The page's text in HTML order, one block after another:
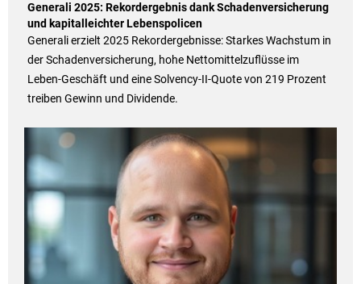
Generali 2025: Rekordergebnis dank Schadenversicherung
und kapitalleichter Lebenspolicen
Generali erzielt 2025 Rekordergebnisse: Starkes Wachstum in
der Schadenversicherung, hohe Nettomittelzuflüsse im
Leben-Geschäft und eine Solvency-II-Quote von 219 Prozent
treiben Gewinn und Dividende.